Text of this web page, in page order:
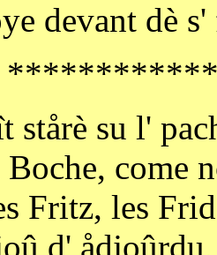
devant dè s'
su l'
come
Fritz, les
d'